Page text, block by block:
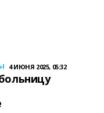
4 ИЮНЯ 2025, 05:32